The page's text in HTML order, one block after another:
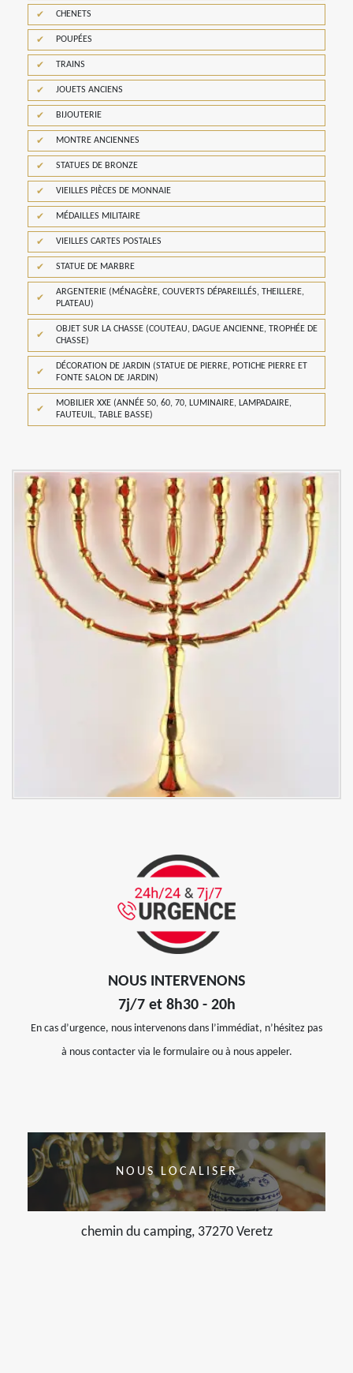
CHENETS
POUPÉES
TRAINS
JOUETS ANCIENS
BIJOUTERIE
MONTRE ANCIENNES
STATUES DE BRONZE
VIEILLES PIÈCES DE MONNAIE
MÉDAILLES MILITAIRE
VIEILLES CARTES POSTALES
STATUE DE MARBRE
ARGENTERIE (MÉNAGÈRE, COUVERTS DÉPAREILLÉS, THEILLERE,
PLATEAU)
OBJET SUR LA CHASSE (COUTEAU, DAGUE ANCIENNE, TROPHÉE DE
CHASSE)
DÉCORATION DE JARDIN (STATUE DE PIERRE, POTICHE PIERRE ET
FONTE SALON DE JARDIN)
MOBILIER XXE (ANNÉE 50, 60, 70, LUMINAIRE, LAMPADAIRE,
FAUTEUIL, TABLE BASSE)
NOUS INTERVENONS
7j/7 et 8h30 - 20h
En cas d’urgence, nous intervenons dans l’immédiat, n’hésitez pas
à nous contacter via le formulaire ou à nous appeler.
NOUS LOCALISER
chemin du camping, 37270 Veretz